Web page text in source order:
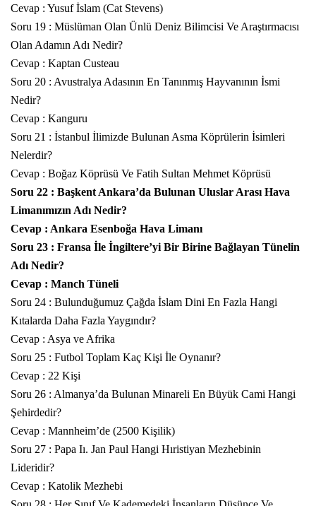
Cevap : Yusuf İslam (Cat Stevens)
Soru 19 : Müslüman Olan Ünlü Deniz Bilimcisi Ve Araştırmacısı
Olan Adamın Adı Nedir?
Cevap : Kaptan Custeau
Soru 20 : Avustralya Adasının En Tanınmış Hayvanının İsmi
Nedir?
Cevap : Kanguru
Soru 21 : İstanbul İlimizde Bulunan Asma Köprülerin İsimleri
Nelerdir?
Cevap : Boğaz Köprüsü Ve Fatih Sultan Mehmet Köprüsü
Soru 22 : Başkent Ankara’da Bulunan Uluslar Arası Hava
Limanımızın Adı Nedir?
Cevap : Ankara Esenboğa Hava Limanı
Soru 23 : Fransa İle İngiltere’yi Bir Birine Bağlayan Tünelin
Adı Nedir?
Cevap : Manch Tüneli
Soru 24 : Bulunduğumuz Çağda İslam Dini En Fazla Hangi
Kıtalarda Daha Fazla Yaygındır?
Cevap : Asya ve Afrika
Soru 25 : Futbol Toplam Kaç Kişi İle Oynanır?
Cevap : 22 Kişi
Soru 26 : Almanya’da Bulunan Minareli En Büyük Cami Hangi
Şehirdedir?
Cevap : Mannheim’de (2500 Kişilik)
Soru 27 : Papa Iı. Jan Paul Hangi Hıristiyan Mezhebinin
Lideridir?
Cevap : Katolik Mezhebi